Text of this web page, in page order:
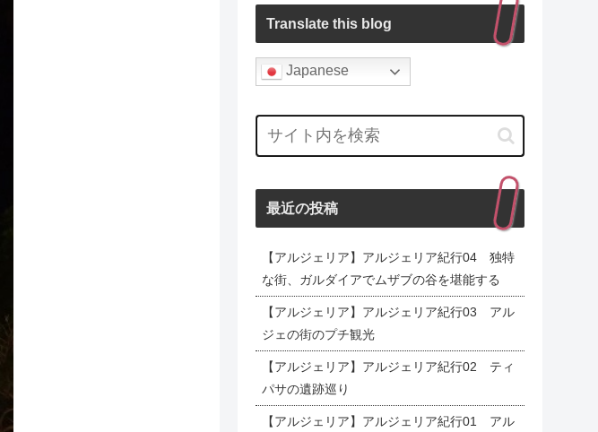
Translate this blog
Japanese
最近の投稿
【アルジェリア】アルジェリア紀行04 独特
な街、ガルダイアでムザブの谷を堪能する
【アルジェリア】アルジェリア紀行03 アル
ジェの街のプチ観光
【アルジェリア】アルジェリア紀行02 ティ
パサの遺跡巡り
【アルジェリア】アルジェリア紀行01 アル